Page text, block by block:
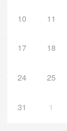
10 11
17 18
24 25
31 1